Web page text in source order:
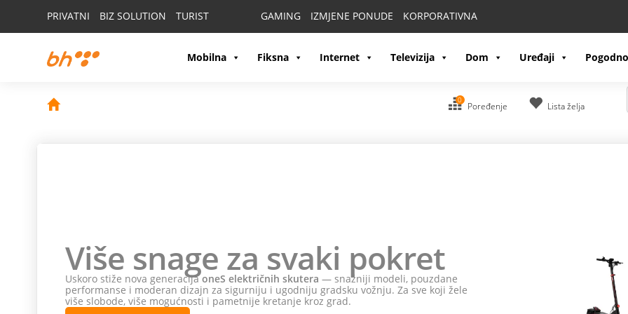
PRIVATNI BIZ SOLUTION TURIST GAMING IZMJENE PONUDE KORPORATIVNA
Mobilna Fiksna Internet Televizija Dom Uređaji
0
Poređenje Lista želja
Više snage za svaki pokret
Uskoro stiže nova generacijaoneS električnih skutera — snažniji modeli, pouzdane
performanse i moderan dizajn za sigurniju i ugodniju gradsku vožnju. Za sve koji žele
više slobode, više mogućnosti i pametnije kretanje kroz grad.